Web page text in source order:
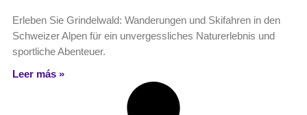
Erleben Sie Grindelwald: Wanderungen und Skifahren in den
Schweizer Alpen für ein unvergessliches Naturerlebnis und
sportliche Abenteuer.
Leer más »